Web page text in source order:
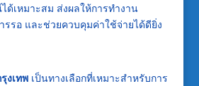
ด้เหมาะสม ส่งผลให้การทำงาน
รรอ และช่วยควบคุมค่าใช้จ่ายได้ดียิ่ง
งเทพเป็นทางเลือกที่เหมาะสำหรับการ